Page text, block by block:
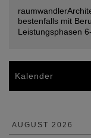
bestenfalls mit
Leistungsphasen
Kalender
AUGUST 2026